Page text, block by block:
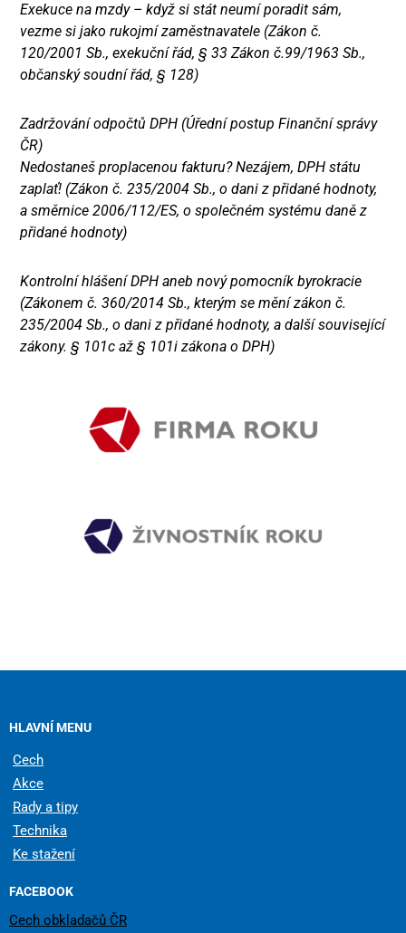
Exekuce na mzdy – když si stát neumí poradit sám,
vezme si jako rukojmí zaměstnavatele (Zákon č.
120/2001 Sb., exekuční řád, § 33 Zákon č.99/1963 Sb.,
občanský soudní řád, § 128)
Zadržování odpočtů DPH (Úřední postup Finanční správy
ČR)
Nedostaneš proplacenou fakturu? Nezájem, DPH státu
zaplať! (Zákon č. 235/2004 Sb., o dani z přidané hodnoty,
a směrnice 2006/112/ES, o společném systému daně z
přidané hodnoty)
Kontrolní hlášení DPH aneb nový pomocník byrokracie
(Zákonem č. 360/2014 Sb., kterým se mění zákon č.
235/2004 Sb., o dani z přidané hodnoty, a další související
zákony. § 101c až § 101i zákona o DPH)
HLAVNÍ MENU
Cech
Akce
Rady a tipy
Technika
Ke stažení
FACEBOOK
Cech obkladačů ČR